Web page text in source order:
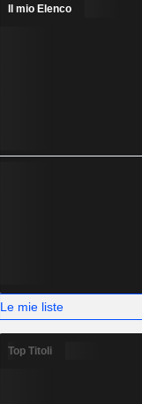
Il mio Elenco
Le mie liste
Top Titoli